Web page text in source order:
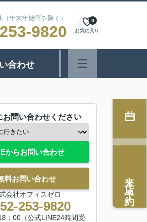
年末年始等を除く）
9820 お気に入り
0
合わせ
お問い合わせください
からお問い合わせ
料お問い合わせ
会社オフィスゼロ
253-9820
：00（公式LINE24時間受
来店予約